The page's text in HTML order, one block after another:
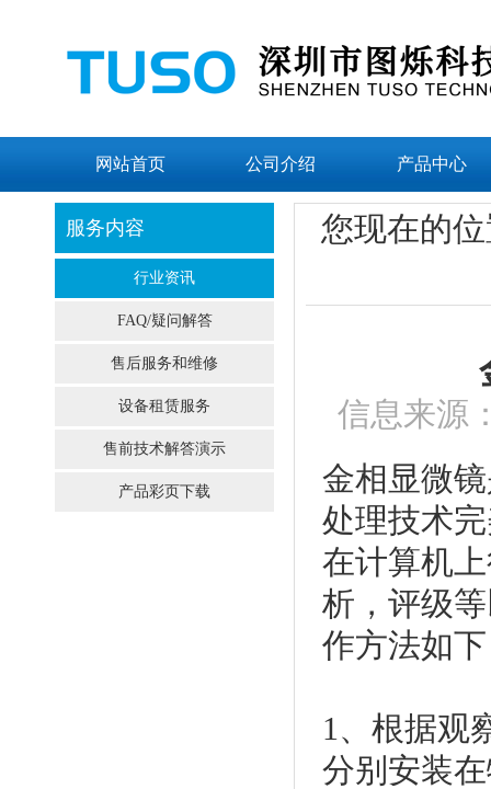
网站首页 公司介绍 产品中心
服务内容
行业资讯
FAQ/疑问解答
售后服务和维修
设备租赁服务
售前技术解答演示
产品彩页下载
您现在的
信息来源
金相显微
处理技术
在计算机
析，评级
作方法如
1、根据观
分别安装